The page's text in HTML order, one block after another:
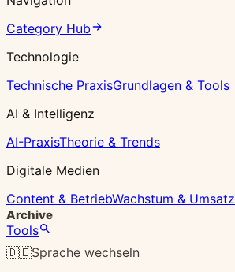
Category Hub
Technologie
Technische PraxisGrundlagen & Tools
AI & Intelligenz
AI-PraxisTheorie & Trends
Digitale Medien
Content & BetriebWachstum & Umsatz
Archive
Tools
🇩🇪Sprache wechseln